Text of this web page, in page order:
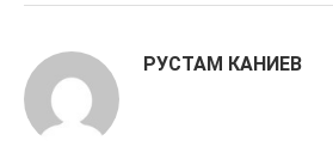
РУСТАМ КАНИЕВ